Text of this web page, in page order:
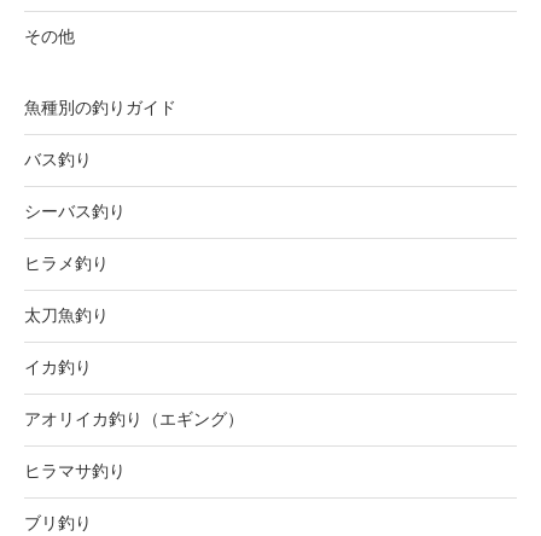
その他
魚種別の釣りガイド
バス釣り
シーバス釣り
ヒラメ釣り
太刀魚釣り
イカ釣り
アオリイカ釣り（エギング）
ヒラマサ釣り
ブリ釣り